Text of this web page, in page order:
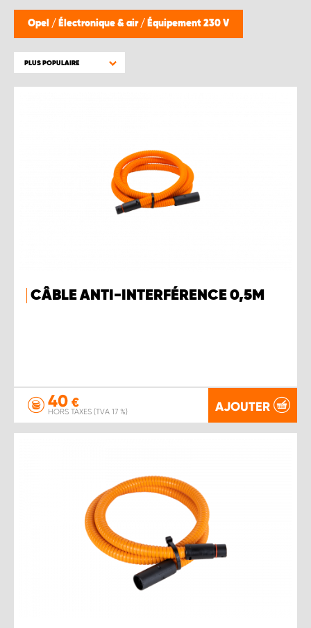
Opel / Électronique & air / Équipement 230 V
PLUS POPULAIRE
CÂBLE ANTI-INTERFÉRENCE 0,5M
40 €
HORS TAXES (TVA 17 %) AJOUTER